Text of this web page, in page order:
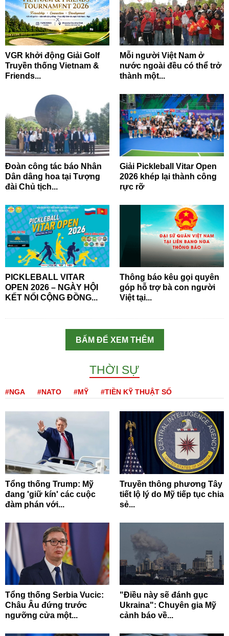
VGR khởi động Giải Golf
Truyền thống Vietnam &
Friends...
Mỗi người Việt Nam ở
nước ngoài đều có thể trở
thành một...
Đoàn công tác báo Nhân
Dân dâng hoa tại Tượng
đài Chủ tịch...
Giải Pickleball Vitar Open
2026 khép lại thành công
rực rỡ
PICKLEBALL VITAR
OPEN 2026 – NGÀY HỘI
KẾT NỐI CỘNG ĐỒNG...
Thông báo kêu gọi quyên
góp hỗ trợ bà con người
Việt tại...
BẤM ĐỂ XEM THÊM
THỜI SỰ
#NGA #NATO #MỸ #TIỀN KỸ THUẬT SỐ
Tổng thống Trump: Mỹ
đang 'giữ kín' các cuộc
đàm phán với...
Truyền thông phương Tây
tiết lộ lý do Mỹ tiếp tục chia
sẻ...
Tổng thống Serbia Vucic:
Châu Âu đứng trước
ngưỡng cửa một...
"Điều này sẽ đánh gục
Ukraina": Chuyên gia Mỹ
cảnh báo về...